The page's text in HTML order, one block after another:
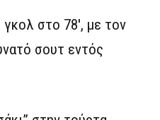
στο 78′, με τον
σουτ εντός